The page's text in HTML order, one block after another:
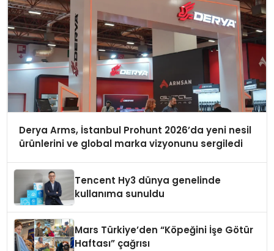
Derya Arms, İstanbul Prohunt 2026’da yeni nesil
ürünlerini ve global marka vizyonunu sergiledi
Tencent Hy3 dünya genelinde
kullanıma sunuldu
Mars Türkiye’den “Köpeğini İşe Götür
Haftası” çağrısı